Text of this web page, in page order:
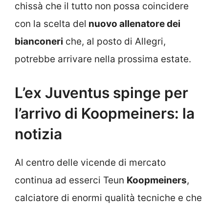
chissà che il tutto non possa coincidere
con la scelta del nuovo allenatore dei
bianconeri che, al posto di Allegri,
potrebbe arrivare nella prossima estate.
L’ex Juventus spinge per
l’arrivo di Koopmeiners: la
notizia
Al centro delle vicende di mercato
continua ad esserci Teun Koopmeiners,
calciatore di enormi qualità tecniche e che